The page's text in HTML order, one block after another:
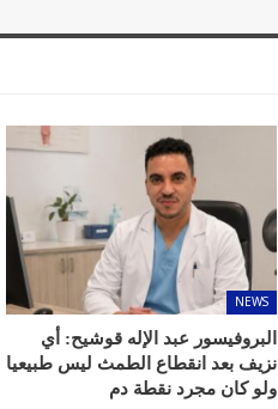
NEWS
البروفيسور عبد الإله قوشيح: أي
نزيف بعد انقطاع الطمث ليس طبيعيا
ولو كان مجرد نقطة دم